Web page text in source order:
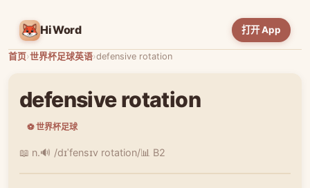
HiWord 打开 App
首页›世界杯足球英语›defensive rotation
defensive rotation
⚽ 世界杯足球
📖 n.🔊 /dɪˈfensɪv rotation/📊 B2